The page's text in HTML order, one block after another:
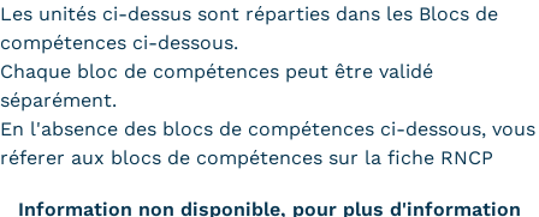
Les unités ci-dessus sont réparties dans les Blocs de
compétences ci-dessous.
Chaque bloc de compétences peut être validé
séparément.
En l'absence des blocs de compétences ci-dessous, vous
réferer aux blocs de compétences sur la fiche RNCP
Information non disponible, pour plus d'information